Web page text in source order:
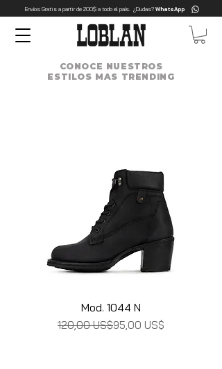
Envíos Gratis a partir de 200$ a todo el país. ¿Dudas? WhatsApp
CONOCE NUESTROS
ESTILOS MAS TRENDING
Mod. 1044 N
Precio
120,00 US$Precio de oferta
95,00 US$